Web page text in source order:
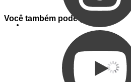
Você também pode gostar de